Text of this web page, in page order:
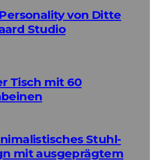
von Ditte
Studio
Tisch mit 60
Stuhl-
mit ausgeprägtem